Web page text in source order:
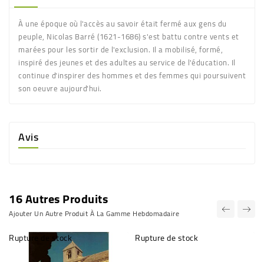
À une époque où l'accès au savoir était fermé aux gens du
peuple, Nicolas Barré (1621-1686) s'est battu contre vents et
marées pour les sortir de l'exclusion. Il a mobilisé, formé,
inspiré des jeunes et des adultes au service de l'éducation. Il
continue d'inspirer des hommes et des femmes qui poursuivent
son oeuvre aujourd'hui.
Avis
16 Autres Produits
Ajouter Un Autre Produit À La Gamme Hebdomadaire
Rupture de stock Rupture de stock